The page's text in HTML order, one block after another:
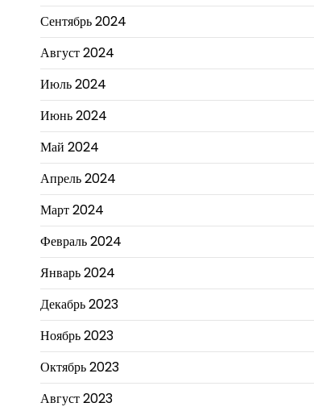
Сентябрь 2024
Август 2024
Июль 2024
Июнь 2024
Май 2024
Апрель 2024
Март 2024
Февраль 2024
Январь 2024
Декабрь 2023
Ноябрь 2023
Октябрь 2023
Август 2023